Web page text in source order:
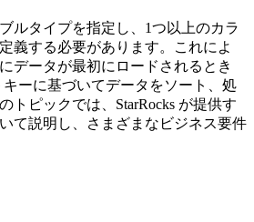
ルタイプを指定し、1つ以上のカラ
義する必要があります。これによ
データが最初にロードされるとき
キーに基づいてデータをソート、処
トピックでは、StarRocks が提供す
て説明し、さまざまなビジネス要件